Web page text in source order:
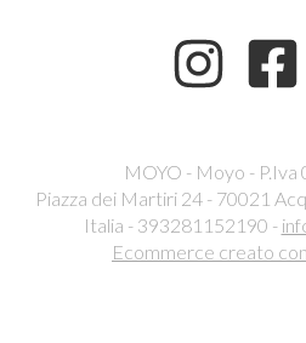
MOYO - Moyo -
Piazza dei Martiri 24 - 70021
Italia - 393281152190 -
Ecommerce creato con